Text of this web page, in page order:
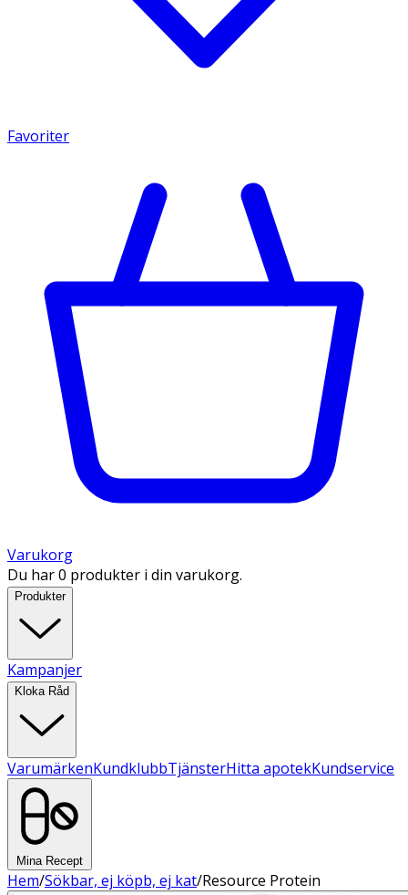
Favoriter
Varukorg
Du har 0 produkter i din varukorg.
Produkter
Kampanjer
Kloka Råd
VarumärkenKundklubbTjänsterHitta apotekKundservice
Mina Recept
Hem/Sökbar, ej köpb, ej kat/Resource Protein